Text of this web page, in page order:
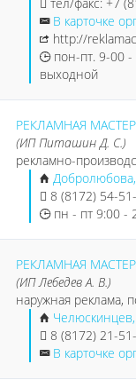
В карточке
http://
пон-пт. 9-00 -
выходной
РЕКЛАМНАЯ
(ИП Питашин Д. С.)
рекламно-
8 (8172) 54-
пн - пт 9:00 -
РЕКЛАМНАЯ
(ИП Лебедев А. В.)
наружная реклама,
8 (8172) 21-
В карточке